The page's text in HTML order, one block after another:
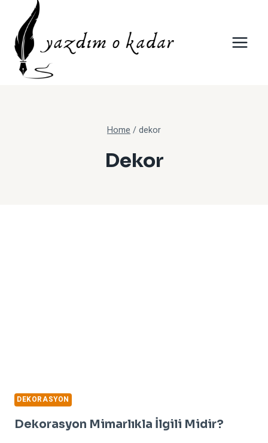
content
Home/dekor
Dekor
DEKORASYON
Dekorasyon Mimarlıkla İlgili Midir?